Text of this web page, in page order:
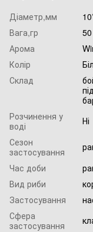
Діаметр,мм
Вага,гр
50
Арома
Колір
Склад
Розчинення у
воді
Ні
Сезон
застосування
Час доби
Вид риби
Застосування
Сфера
застосування